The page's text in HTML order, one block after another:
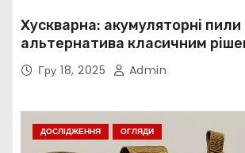
Хускварна: акумуляторні пили
альтернатива класичним
Гру 18, 2025 Admin
ДОСЛІДЖЕННЯ ОГЛЯДИ